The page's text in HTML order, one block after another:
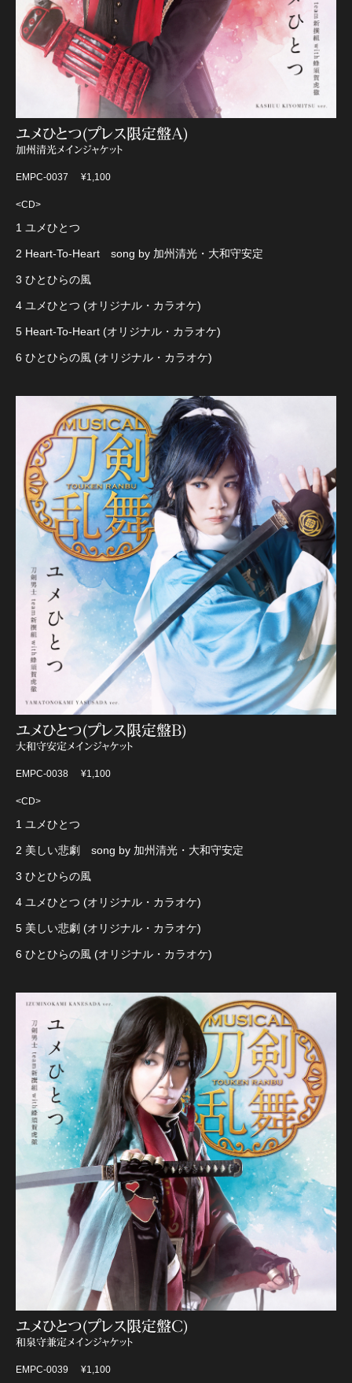
ユメひとつ(プレス限定盤A)
加州清光メインジャケット
EMPC-0037 ¥1,100
<CD>
1 ユメひとつ
2 Heart-To-Heart song by 加州清光・大和守安定
3 ひとひらの風
4 ユメひとつ (オリジナル・カラオケ)
5 Heart-To-Heart (オリジナル・カラオケ)
6 ひとひらの風 (オリジナル・カラオケ)
ユメひとつ(プレス限定盤B)
大和守安定メインジャケット
EMPC-0038 ¥1,100
<CD>
1 ユメひとつ
2 美しい悲劇 song by 加州清光・大和守安定
3 ひとひらの風
4 ユメひとつ (オリジナル・カラオケ)
5 美しい悲劇 (オリジナル・カラオケ)
6 ひとひらの風 (オリジナル・カラオケ)
ユメひとつ(プレス限定盤C)
和泉守兼定メインジャケット
EMPC-0039 ¥1,100